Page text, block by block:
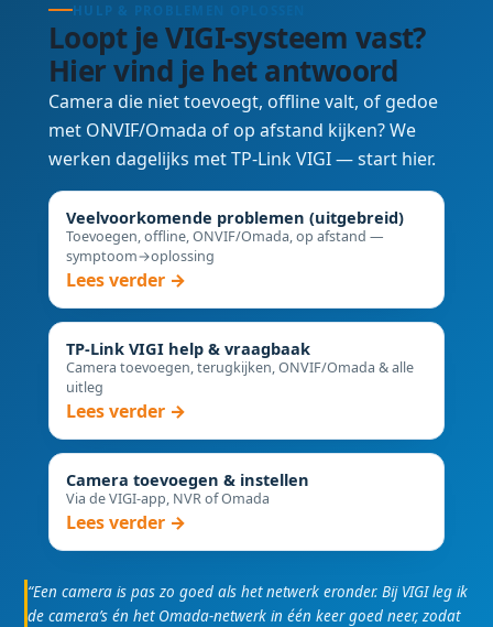
HULP & PROBLEMEN OPLOSSEN
Loopt je VIGI-systeem vast?
Hier vind je het antwoord
Camera die niet toevoegt, offline valt, of gedoe
met ONVIF/Omada of op afstand kijken? We
werken dagelijks met TP-Link VIGI — start hier.
Veelvoorkomende problemen (uitgebreid)
Toevoegen, offline, ONVIF/Omada, op afstand —
symptoom→oplossing
Lees verder →
TP-Link VIGI help & vraagbaak
Camera toevoegen, terugkijken, ONVIF/Omada & alle
uitleg
Lees verder →
Camera toevoegen & instellen
Via de VIGI-app, NVR of Omada
Lees verder →
“Een camera is pas zo goed als het netwerk eronder. Bij VIGI leg ik
de camera’s én het Omada-netwerk in één keer goed neer, zodat